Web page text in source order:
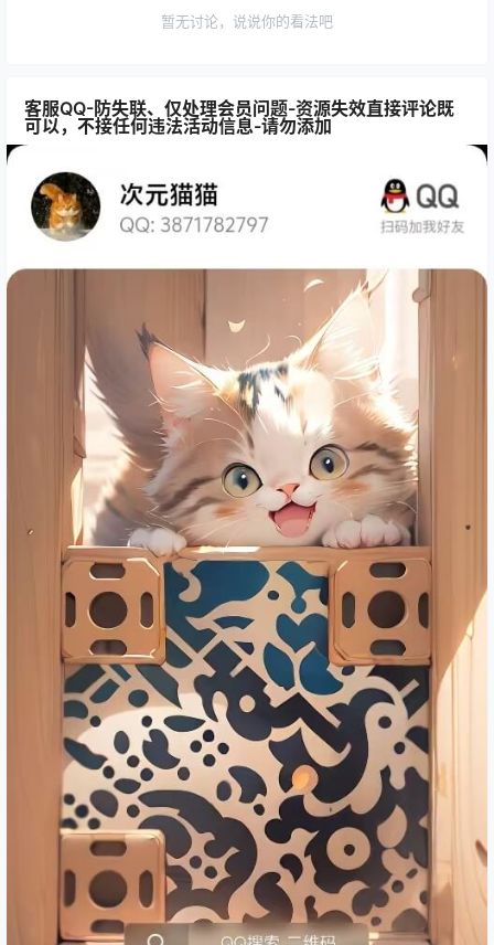
暂无讨论，说说你的看法吧
客服QQ-防失联、仅处理会员问题-资源失效直接评论既
可以，不接任何违法活动信息-请勿添加